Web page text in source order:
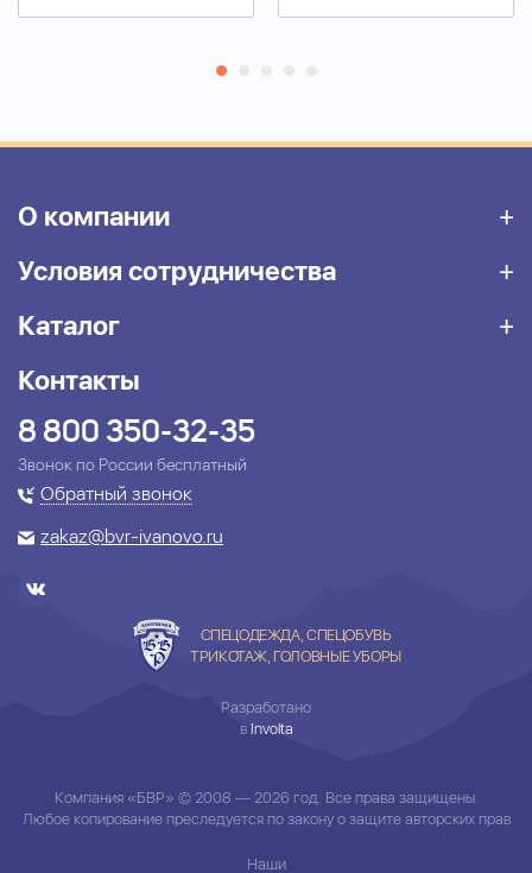
О компании
Условия сотрудничества
Каталог
Контакты
8 800 350-32-35
Звонок по России бесплатный
Обратный звонок
zakaz@bvr-ivanovo.ru
СПЕЦОДЕЖДА, СПЕЦОБУВЬ
ТРИКОТАЖ, ГОЛОВНЫЕ УБОРЫ
Разработано
в Involta
Компания «БВР» © 2008 — 2026 год. Все права защищены.
Любое копирование преследуется по закону о защите авторских прав
Наши